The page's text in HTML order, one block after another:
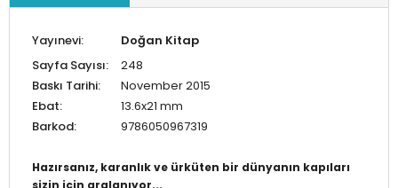
Yayınevi:
Doğan Kitap
Sayfa Sayısı:
248
Baskı Tarihi:
November 2015
Ebat:
13.6x21 mm
Barkod:
9786050967319
Hazırsanız, karanlık ve ürküten bir dünyanın kapıları